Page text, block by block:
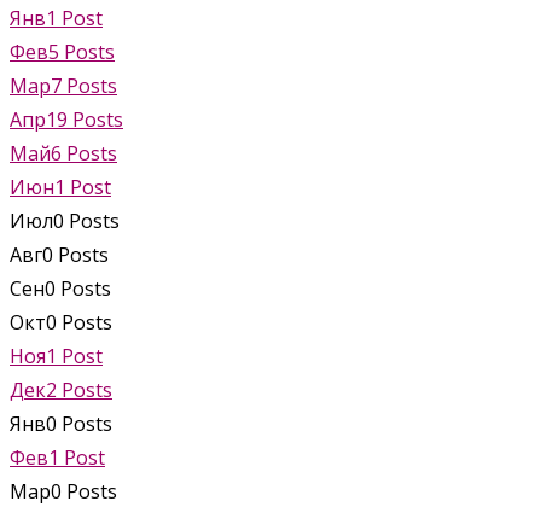
Янв1 Post
Фев5 Posts
Мар7 Posts
Апр19 Posts
Май6 Posts
Июн1 Post
Июл0 Posts
Авг0 Posts
Сен0 Posts
Окт0 Posts
Ноя1 Post
Дек2 Posts
Янв0 Posts
Фев1 Post
Мар0 Posts